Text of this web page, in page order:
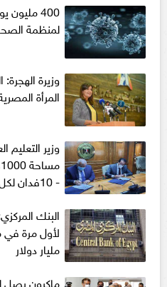
400
لمنظمة الصحة
وزيرة
المرأة
وزير
- 10فدان لكل خريج
البنك
مليار دولار
ماكرون يصل